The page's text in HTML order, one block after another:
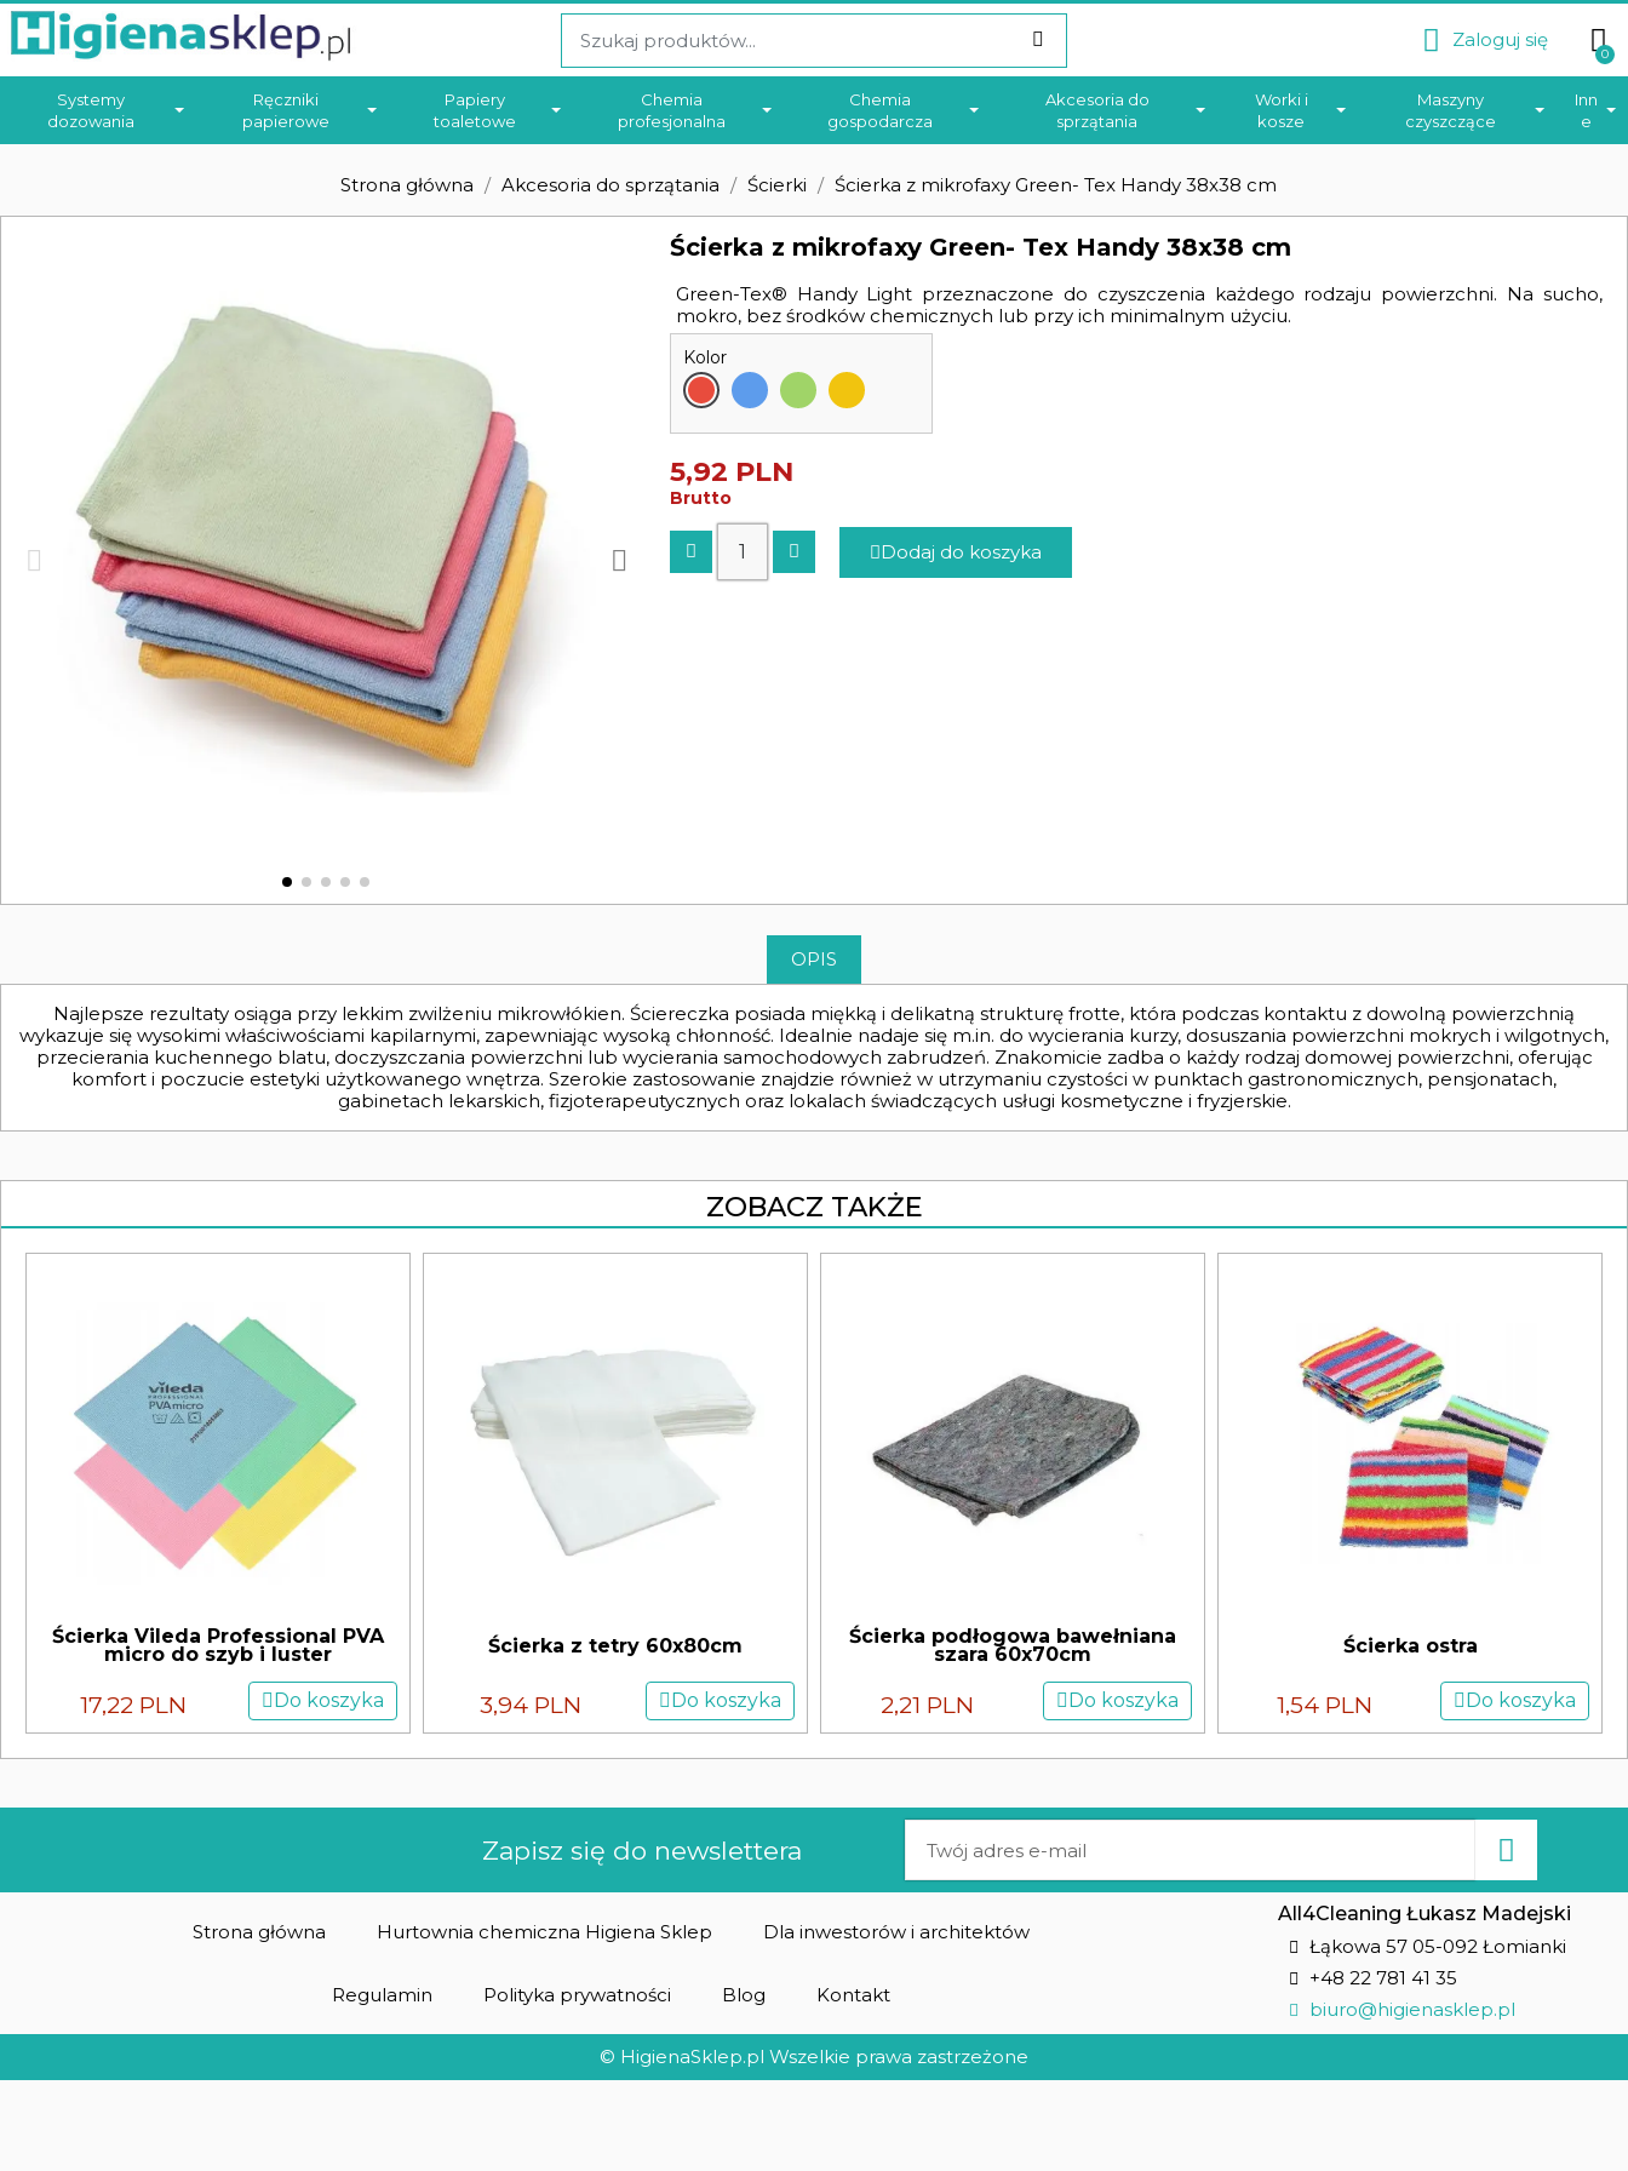
Zaloguj się
Systemy
dozowania
Ręczniki
papierowe
Papiery
toaletowe
Chemia
profesjonalna
Chemia
gospodarcza
Akcesoria do
sprzątania
Worki i
kosze
Maszyny
czyszczące
Inn
e
Strona główna Akcesoria do sprzątania Ścierki Ścierka z mikrofaxy Green- Tex Handy 38x38 cm
Ścierka z mikrofaxy Green- Tex Handy 38x38 cm
Green-Tex® Handy Light przeznaczone do czyszczenia każdego rodzaju powierzchni. Na sucho,
mokro, bez środków chemicznych lub przy ich minimalnym użyciu.
Kolor
5,92 PLN
Brutto
Dodaj do koszyka
OPIS
Najlepsze rezultaty osiąga przy lekkim zwilżeniu mikrowłókien. Ściereczka posiada miękką i delikatną strukturę frotte, która podczas kontaktu z dowolną powierzchnią
wykazuje się wysokimi właściwościami kapilarnymi, zapewniając wysoką chłonność. Idealnie nadaje się m.in. do wycierania kurzy, dosuszania powierzchni mokrych i wilgotnych,
przecierania kuchennego blatu, doczyszczania powierzchni lub wycierania samochodowych zabrudzeń. Znakomicie zadba o każdy rodzaj domowej powierzchni, oferując
komfort i poczucie estetyki użytkowanego wnętrza. Szerokie zastosowanie znajdzie również w utrzymaniu czystości w punktach gastronomicznych, pensjonatach,
gabinetach lekarskich, fizjoterapeutycznych oraz lokalach świadczących usługi kosmetyczne i fryzjerskie.
ZOBACZ TAKŻE
Ścierka Vileda Professional PVA
micro do szyb i luster
17,22 PLN Do koszyka
Ścierka z tetry 60x80cm
3,94 PLN Do koszyka
Ścierka podłogowa bawełniana
szara 60x70cm
2,21 PLN Do koszyka
Ścierka ostra
1,54 PLN Do koszyka
Zapisz się do newslettera
Strona główna Hurtownia chemiczna Higiena Sklep Dla inwestorów i architektów
Regulamin Polityka prywatności Blog Kontakt
All4Cleaning Łukasz Madejski
Łąkowa 57 05-092 Łomianki
+48 22 781 41 35
biuro@higienasklep.pl
© HigienaSklep.pl Wszelkie prawa zastrzeżone